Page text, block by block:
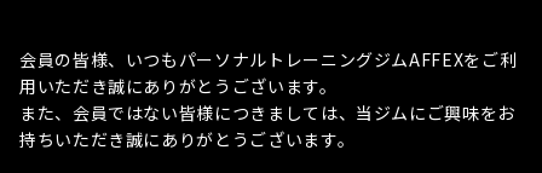
会員の皆様、いつもパーソナルトレーニングジムAFFEXをご利
用いただき誠にありがとうございます。
また、会員ではない皆様につきましては、当ジムにご興味をお
持ちいただき誠にありがとうございます。